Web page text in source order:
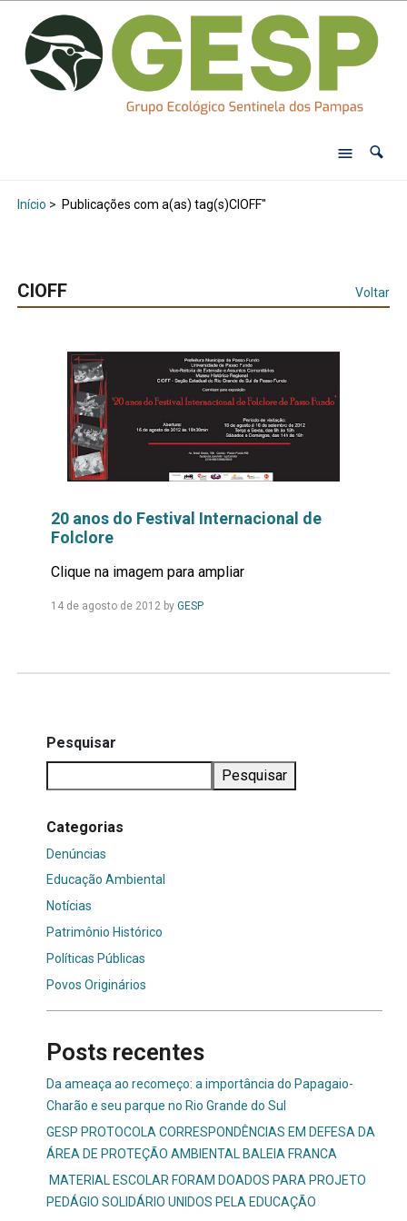
Início > Publicações com a(as) tag(s)CIOFF"
CIOFF Voltar
20 anos do Festival Internacional de
Folclore
Clique na imagem para ampliar
14 de agosto de 2012by GESPLeia
Pesquisar
Pesquisar
Categorias
Denúncias
Educação Ambiental
Notícias
Patrimônio Histórico
Políticas Públicas
Povos Originários
Posts recentes
Da ameaça ao recomeço: a importância do Papagaio-
Charão e seu parque no Rio Grande do Sul
GESP PROTOCOLA CORRESPONDÊNCIAS EM DEFESA DA
ÁREA DE PROTEÇÃO AMBIENTAL BALEIA FRANCA
MATERIAL ESCOLAR FORAM DOADOS PARA PROJETO
PEDÁGIO SOLIDÁRIO UNIDOS PELA EDUCAÇÃO